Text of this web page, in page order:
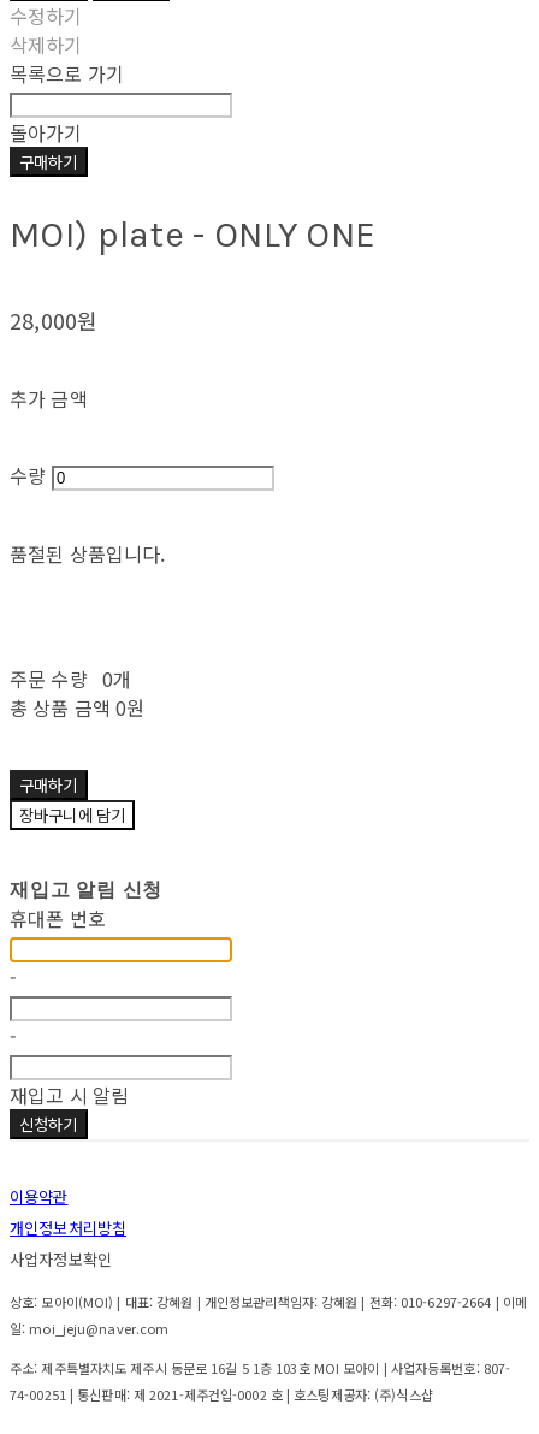
수정하기
삭제하기
목록으로 가기
돌아가기
구매하기
MOI) plate - ONLY ONE
28,000원
추가 금액
수량
품절된 상품입니다.
주문 수량 0개
총 상품 금액 0원
구매하기
장바구니에 담기
재입고 알림 신청
휴대폰 번호
-
-
재입고 시 알림
신청하기
이용약관
개인정보처리방침
사업자정보확인
상호: 모아이(MOI) | 대표: 강혜원 | 개인정보관리책임자: 강혜원 | 전화: 010-6297-2664 | 이메
일: moi_jeju@naver.com
주소: 제주특별자치도 제주시 동문로 16길 5 1층 103호 MOI 모아이 | 사업자등록번호: 807-
74-00251 | 통신판매: 제 2021-제주건입-0002 호| 호스팅제공자: (주)식스샵